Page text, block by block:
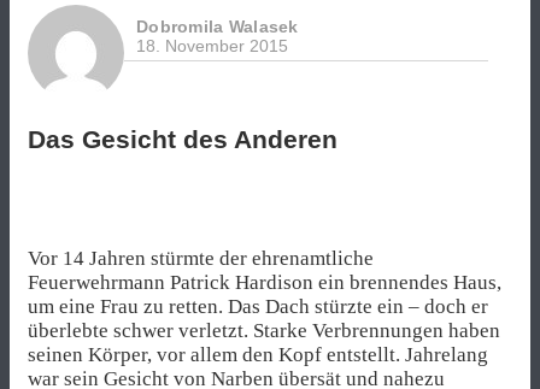
Dobromila Walasek
18. November 2015
Das Gesicht des Anderen
Vor 14 Jahren stürmte der ehrenamtliche
Feuerwehrmann Patrick Hardison ein brennendes Haus,
um eine Frau zu retten. Das Dach stürzte ein – doch er
überlebte schwer verletzt. Starke Verbrennungen haben
seinen Körper, vor allem den Kopf entstellt. Jahrelang
war sein Gesicht von Narben übersät und nahezu